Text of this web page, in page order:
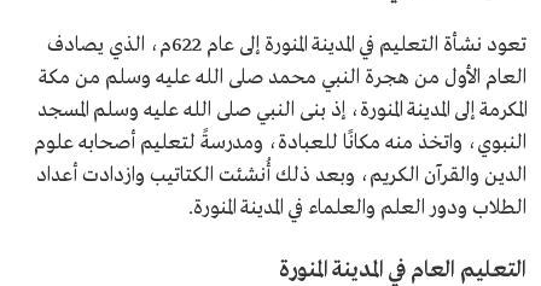
تعود نشأة التعليم في المدينة المنورة إلى عام 622م، الذي يصادف
العام الأول من هجرة النبي محمد صلى الله عليه وسلم من مكة
المكرمة إلى المدينة المنورة، إذ بنى النبي صلى الله عليه وسلم المسجد
النبوي، واتخذ منه مكانًا للعبادة، ومدرسةً لتعليم أصحابه علوم
الدين والقرآن الكريم، وبعد ذلك أُنشئت الكتاتيب وازدادت أعداد
الطلاب ودور العلم والعلماء في المدينة المنورة.
التعليم العام في المدينة المنورة